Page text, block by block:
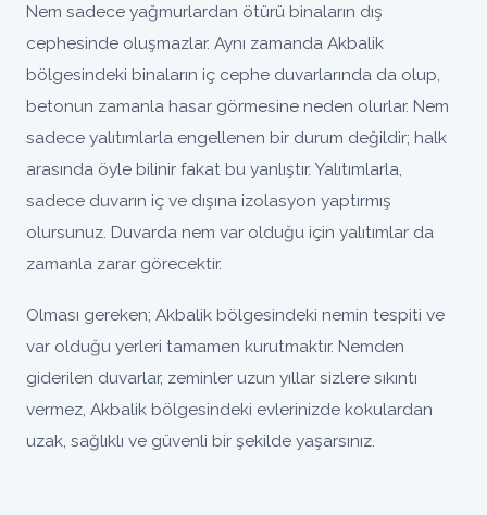
Nem sadece yağmurlardan ötürü binaların dış
cephesinde oluşmazlar. Aynı zamanda Akbalik
bölgesindeki binaların iç cephe duvarlarında da olup,
betonun zamanla hasar görmesine neden olurlar. Nem
sadece yalıtımlarla engellenen bir durum değildir; halk
arasında öyle bilinir fakat bu yanlıştır. Yalıtımlarla,
sadece duvarın iç ve dışına izolasyon yaptırmış
olursunuz. Duvarda nem var olduğu için yalıtımlar da
zamanla zarar görecektir.
Olması gereken; Akbalik bölgesindeki nemin tespiti ve
var olduğu yerleri tamamen kurutmaktır. Nemden
giderilen duvarlar, zeminler uzun yıllar sizlere sıkıntı
vermez, Akbalik bölgesindeki evlerinizde kokulardan
uzak, sağlıklı ve güvenli bir şekilde yaşarsınız.